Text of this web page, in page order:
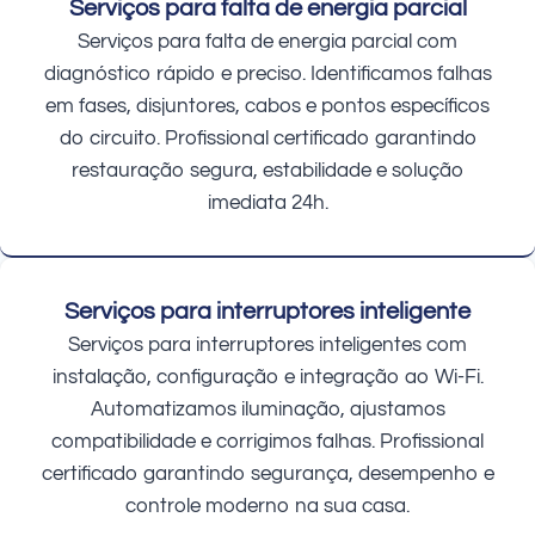
Serviços para falta de energia parcial
Serviços para falta de energia parcial com
diagnóstico rápido e preciso. Identificamos falhas
em fases, disjuntores, cabos e pontos específicos
do circuito. Profissional certificado garantindo
restauração segura, estabilidade e solução
imediata 24h.
Serviços para interruptores inteligente
Serviços para interruptores inteligentes com
instalação, configuração e integração ao Wi-Fi.
Automatizamos iluminação, ajustamos
compatibilidade e corrigimos falhas. Profissional
certificado garantindo segurança, desempenho e
controle moderno na sua casa.